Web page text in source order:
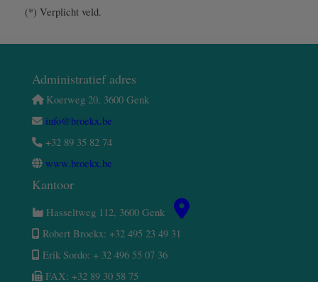
(*) Verplicht veld.
Administratief adres
Koerweg 20, 3600 Genk
info@broekx.be
+32 89 35 82 74
www.broekx.be
Kantoor
Hasseltweg 112, 3600 Genk
Robert Broekx: +32 495 23 49 31
Erik Sordo: + 32 496 55 07 36
FAX: +32 89 30 58 75